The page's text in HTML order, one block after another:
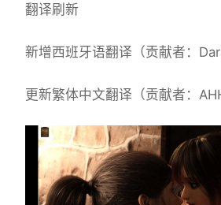
翻译刷新
新增西班牙语翻译（贡献者：
更新繁体中文翻译（贡献者：